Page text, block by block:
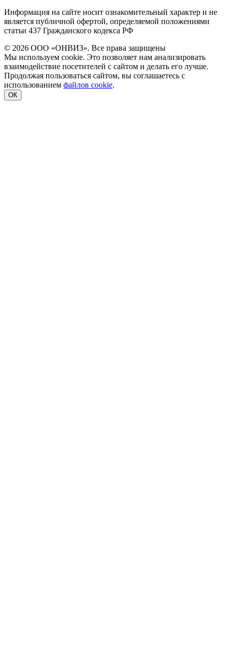
Информация на сайте носит ознакомительный характер и не
является публичной офертой, определяемой положениями
статьи 437 Гражданского кодекса РФ
© 2026 ООО «ОНВИЗ». Все права защищены
Мы используем cookie. Это позволяет нам анализировать
взаимодействие посетителей с сайтом и делать его лучше.
Продолжая пользоваться сайтом, вы соглашаетесь с
использованием файлов cookie.
ОК